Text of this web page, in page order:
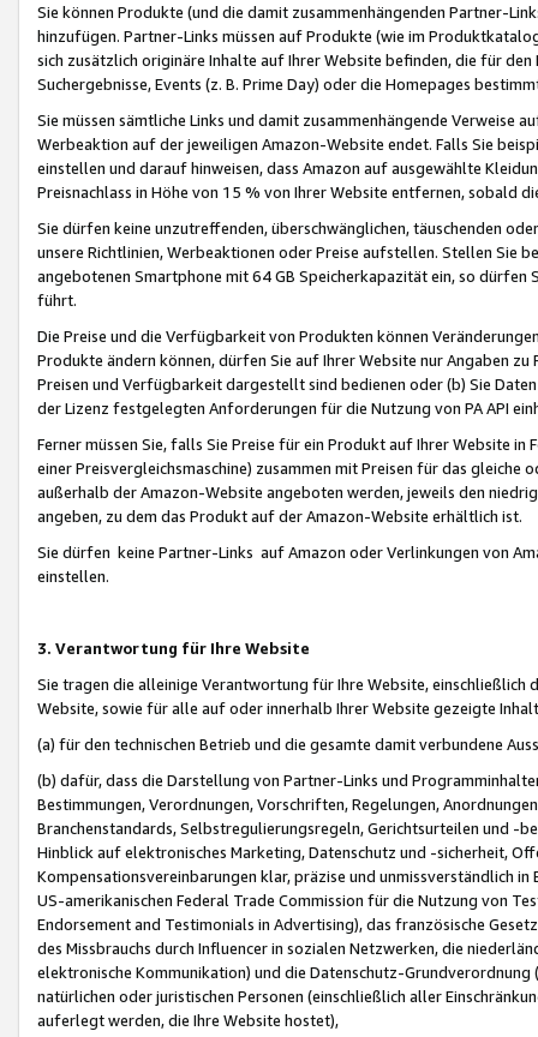
Sie können Produkte (und die damit zusammenhängenden Partner-
hinzufügen. Partner-Links müssen auf Produkte (wie im
sich zusätzlich originäre Inhalte auf Ihrer Website befinden, die für
Suchergebnisse, Events (z. B. Prime Day) oder die Homepages
Sie müssen sämtliche Links und damit zusammenhängende
Werbeaktion auf der jeweiligen Amazon-Website endet. Falls Sie
einstellen und darauf hinweisen, dass Amazon auf ausgewählte
Preisnachlass in Höhe von 15 % von Ihrer Website entfernen, sobald
Sie dürfen keine unzutreffenden, überschwänglichen, täuschenden
unsere Richtlinien, Werbeaktionen oder Preise aufstellen. Stellen Sie
angebotenen Smartphone mit 64 GB Speicherkapazität ein, so dürfen
führt.
Die Preise und die Verfügbarkeit von Produkten können
Produkte ändern können, dürfen Sie auf Ihrer Website nur Angaben
Preisen und Verfügbarkeit dargestellt sind bedienen oder (b) Sie
der Lizenz festgelegten Anforderungen für die Nutzung von PA API
Ferner müssen Sie, falls Sie Preise für ein Produkt auf Ihrer Website
einer Preisvergleichsmaschine) zusammen mit Preisen für das
außerhalb der Amazon-Website angeboten werden, jeweils den
angeben, zu dem das Produkt auf der Amazon-Website erhältlich ist.
Sie dürfen keine Partner-Links auf Amazon oder Verlinkungen von
einstellen.
3. Verantwortung für Ihre Website
Sie tragen die alleinige Verantwortung für Ihre Website,
Website, sowie für alle auf oder innerhalb Ihrer Website gezeigte
(a) für den technischen Betrieb und die gesamte damit verbundene
(b) dafür, dass die Darstellung von Partner-Links und
Bestimmungen, Verordnungen, Vorschriften, Regelungen,
Branchenstandards, Selbstregulierungsregeln, Gerichtsurteilen und -
Hinblick auf elektronisches Marketing, Datenschutz und -sicherheit,
Kompensationsvereinbarungen klar, präzise und unmissverständlich
US-amerikanischen Federal Trade Commission für die Nutzung von
Endorsement and Testimonials in Advertising), das französische
des Missbrauchs durch Influencer in sozialen Netzwerken, die
elektronische Kommunikation) und die Datenschutz-
natürlichen oder juristischen Personen (einschließlich aller
auferlegt werden, die Ihre Website hostet),